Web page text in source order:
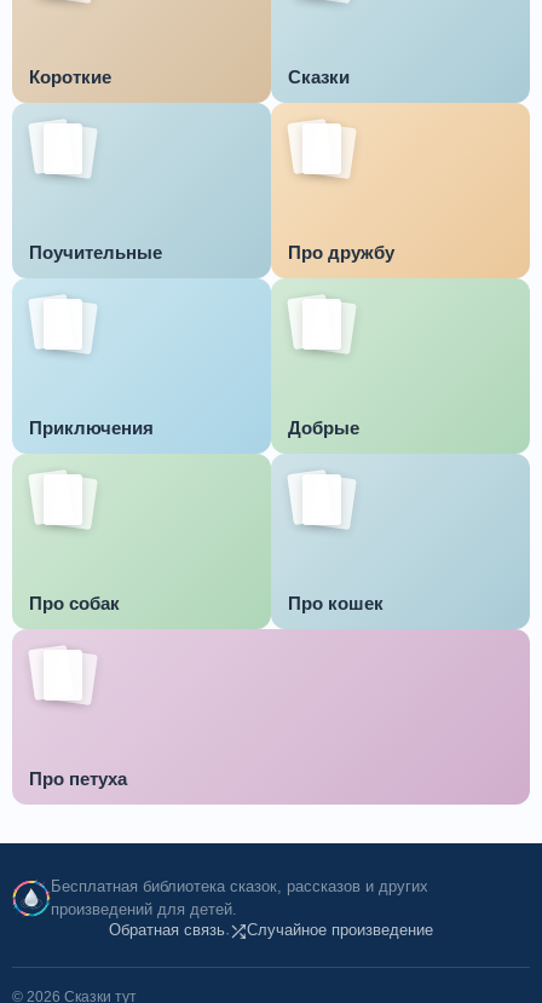
Короткие Сказки
Поучительные Про дружбу
Приключения Добрые
Про собак Про кошек
Про петуха
Бесплатная библиотека сказок, рассказов и других
произведений для детей.
Обратная связь· Случайное произведение
© 2026 Сказки тут